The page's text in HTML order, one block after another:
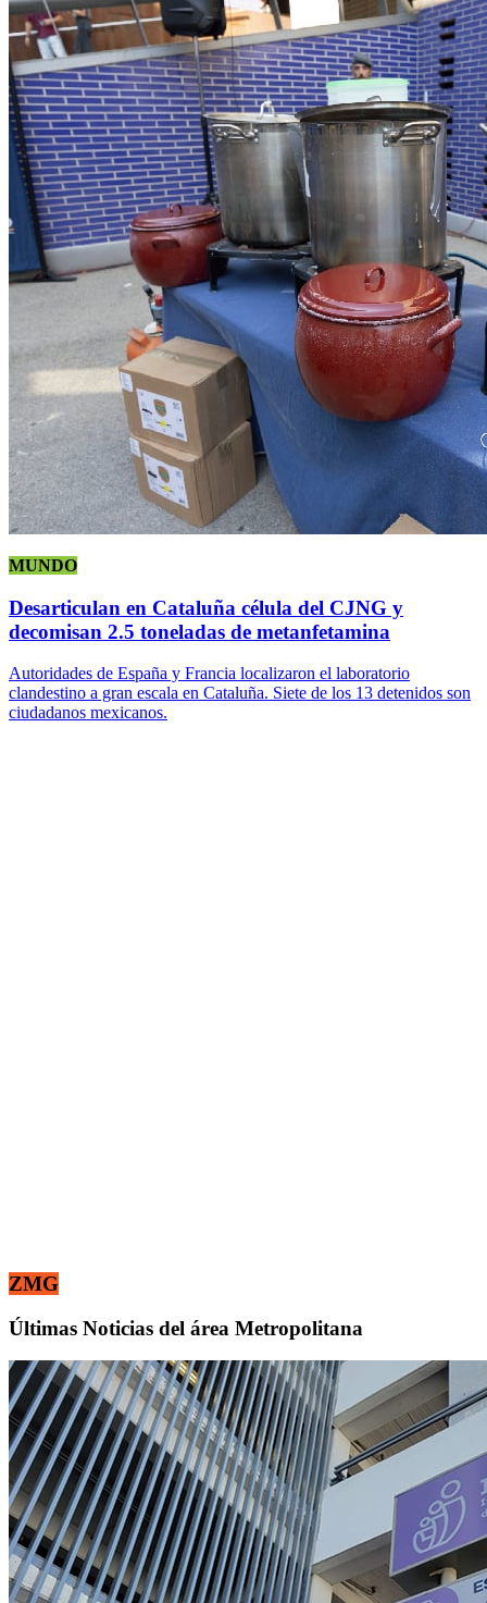
MUNDO
Desarticulan en Cataluña célula del CJNG y
decomisan 2.5 toneladas de metanfetamina
Autoridades de España y Francia localizaron el laboratorio
clandestino a gran escala en Cataluña. Siete de los 13 detenidos son
ciudadanos mexicanos.
ZMG
Últimas Noticias del área Metropolitana